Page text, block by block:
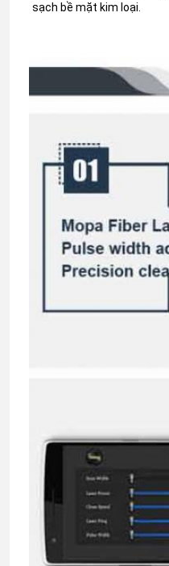
sạch bề mặt kim loại.